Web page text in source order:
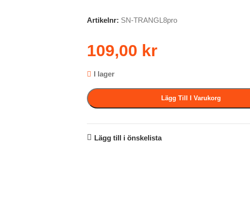
Artikelnr: SN-TRANGL8pro
109,00 kr
I lager
Lägg Till I Varukorg
Lägg till i önskelista